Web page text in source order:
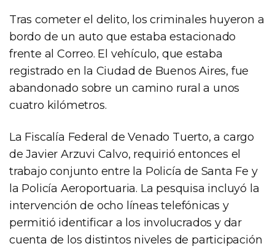
Tras cometer el delito, los criminales huyeron a
bordo de un auto que estaba estacionado
frente al Correo. El vehículo, que estaba
registrado en la Ciudad de Buenos Aires, fue
abandonado sobre un camino rural a unos
cuatro kilómetros.
La Fiscalía Federal de Venado Tuerto, a cargo
de Javier Arzuvi Calvo, requirió entonces el
trabajo conjunto entre la Policía de Santa Fe y
la Policía Aeroportuaria. La pesquisa incluyó la
intervención de ocho líneas telefónicas y
permitió identificar a los involucrados y dar
cuenta de los distintos niveles de participación